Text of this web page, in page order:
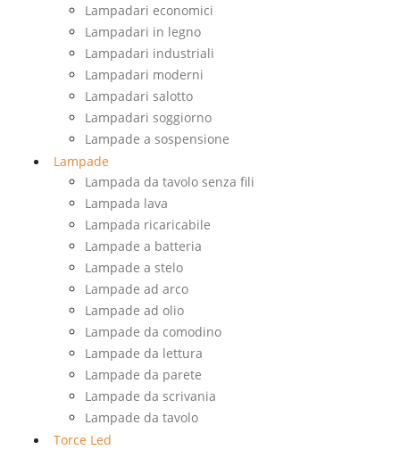
Lampadari economici
Lampadari in legno
Lampadari industriali
Lampadari moderni
Lampadari salotto
Lampadari soggiorno
Lampade a sospensione
Lampade
Lampada da tavolo senza fili
Lampada lava
Lampada ricaricabile
Lampade a batteria
Lampade a stelo
Lampade ad arco
Lampade ad olio
Lampade da comodino
Lampade da lettura
Lampade da parete
Lampade da scrivania
Lampade da tavolo
Torce Led